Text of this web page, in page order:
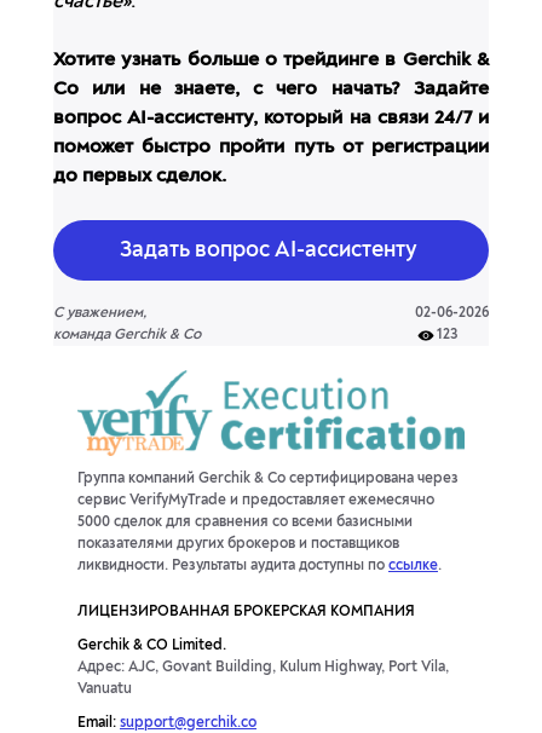
Хотите узнать больше о трейдинге в Gerchik &
Co или не знаете, с чего начать? Задайте
вопрос AI-ассистенту, который на связи 24/7 и
поможет быстро пройти путь от регистрации
до первых сделок.
Задать вопрос AI-ассистенту
С уважением,
команда Gerchik & Co
02-06-2026
123
Группа компаний Gerchik & Co сертифицирована через
сервис VerifyMyTrade и предоставляет ежемесячно
5000 сделок для сравнения со всеми базисными
показателями других брокеров и поставщиков
ликвидности. Результаты аудита доступны по ссылке.
ЛИЦЕНЗИРОВАННАЯ БРОКЕРСКАЯ КОМПАНИЯ
Gerchik & CO Limited.
Адрес: AJC, Govant Building, Kulum Highway, Port Vila,
Vanuatu
Email: support@gerchik.co